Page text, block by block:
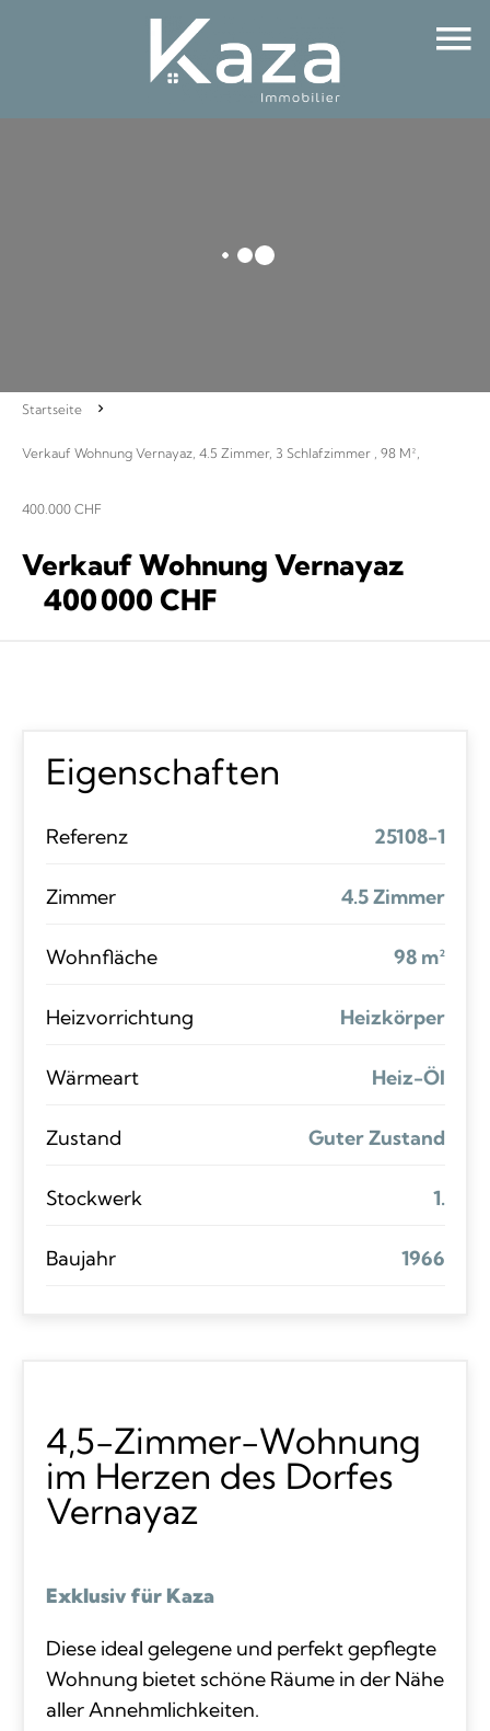
Startseite
Verkauf Wohnung Vernayaz, 4.5 Zimmer, 3 Schlafzimmer , 98 M²,
400.000 CHF
Verkauf Wohnung Vernayaz
400 000 CHF
Eigenschaften
Referenz 25108-1
Zimmer 4.5 Zimmer
Wohnfläche 98 m²
Heizvorrichtung Heizkörper
Wärmeart Heiz-Öl
Zustand Guter Zustand
Stockwerk 1.
Baujahr 1966
4,5-Zimmer-Wohnung
im Herzen des Dorfes
Vernayaz
Exklusiv für Kaza
Diese ideal gelegene und perfekt gepflegte
Wohnung bietet schöne Räume in der Nähe
aller Annehmlichkeiten.